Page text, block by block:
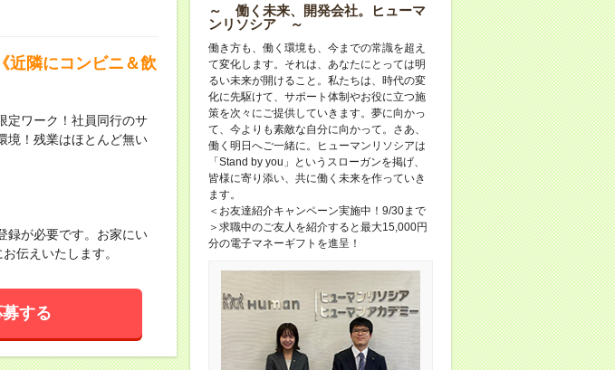
近隣にコンビニ＆飲
定ワーク！社員同行のサ
境！残業はほとんど無い
録が必要です。お家にい
伝えいたします。
募する
～ 働く未来、開発会社。ヒューマ
ンリソシア ～
働き方も、働く環境も、今までの常識を超え
て変化します。それは、あなたにとっては明
るい未来が開けること。私たちは、時代の変
化に先駆けて、サポート体制やお役に立つ施
策を次々にご提供していきます。夢に向かっ
て、今よりも素敵な自分に向かって。さあ、
働く明日へご一緒に。ヒューマンリソシアは
「Stand by you」というスローガンを掲げ、
皆様に寄り添い、共に働く未来を作っていき
ます。
＜お友達紹介キャンペーン実施中！9/30まで
＞求職中のご友人を紹介すると最大15,000円
分の電子マネーギフトを進呈！